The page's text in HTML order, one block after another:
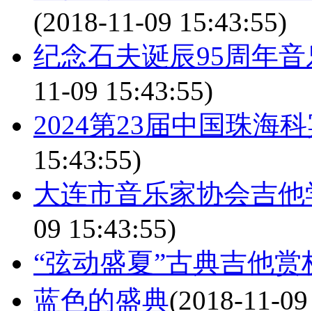
(2018-11-09 15:43:55)
纪念石夫诞辰95周年
11-09 15:43:55)
2024第23届中国珠海
15:43:55)
大连市音乐家协会吉
09 15:43:55)
“弦动盛夏”古典吉他赏
蓝色的盛典(2018-11-